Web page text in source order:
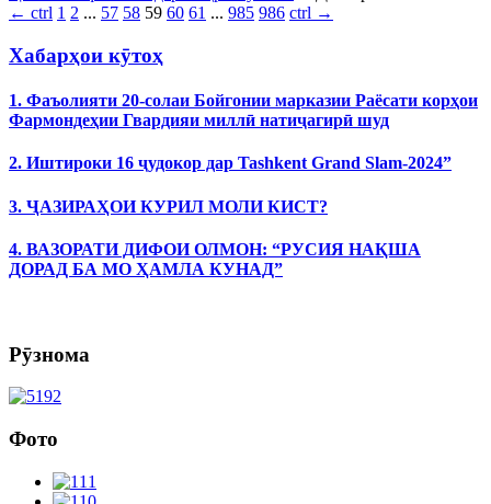
← ctrl 1 2 ... 57 58 59 60 61 ... 985 986 ctrl →
Хабарҳои кӯтоҳ
1. Фаъолияти 20-солаи Бойгонии марказии Раёсати корҳои
Фармондеҳии Гвардияи миллӣ натиҷагирӣ шуд
2. Иштироки 16 ҷудокор дар Tashkent Grand Slam-2024”
3. ҶАЗИРАҲОИ КУРИЛ МОЛИ КИСТ?
4. ВАЗОРАТИ ДИФОИ ОЛМОН: “РУСИЯ НАҚША
ДОРАД БА МО ҲАМЛА КУНАД”
Рӯзнома
Фото